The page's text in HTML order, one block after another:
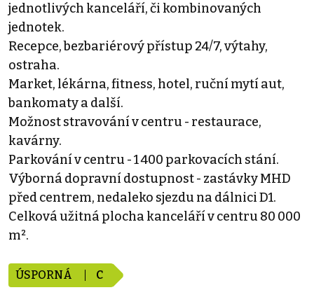
jednotlivých kanceláří, či kombinovaných
jednotek.
Recepce, bezbariérový přístup 24/7, výtahy,
ostraha.
Market, lékárna, fitness, hotel, ruční mytí aut,
bankomaty a další.
Možnost stravování v centru - restaurace,
kavárny.
Parkování v centru - 1 400 parkovacích stání.
Výborná dopravní dostupnost - zastávky MHD
před centrem, nedaleko sjezdu na dálnici D1.
Celková užitná plocha kanceláří v centru 80 000
m².
ÚSPORNÁ C